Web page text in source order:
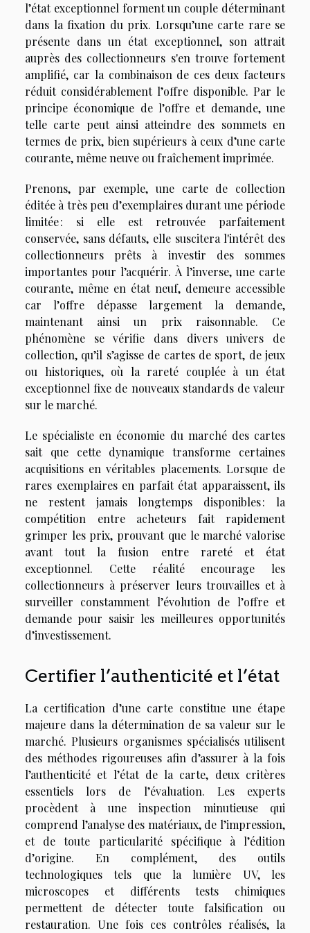
l’état exceptionnel forment un couple déterminant
dans la fixation du prix. Lorsqu’une carte rare se
présente dans un état exceptionnel, son attrait
auprès des collectionneurs s'en trouve fortement
amplifié, car la combinaison de ces deux facteurs
réduit considérablement l’offre disponible. Par le
principe économique de l’offre et demande, une
telle carte peut ainsi atteindre des sommets en
termes de prix, bien supérieurs à ceux d’une carte
courante, même neuve ou fraîchement imprimée.
Prenons, par exemple, une carte de collection
éditée à très peu d’exemplaires durant une période
limitée : si elle est retrouvée parfaitement
conservée, sans défauts, elle suscitera l'intérêt des
collectionneurs prêts à investir des sommes
importantes pour l’acquérir. À l’inverse, une carte
courante, même en état neuf, demeure accessible
car l’offre dépasse largement la demande,
maintenant ainsi un prix raisonnable. Ce
phénomène se vérifie dans divers univers de
collection, qu’il s’agisse de cartes de sport, de jeux
ou historiques, où la rareté couplée à un état
exceptionnel fixe de nouveaux standards de valeur
sur le marché.
Le spécialiste en économie du marché des cartes
sait que cette dynamique transforme certaines
acquisitions en véritables placements. Lorsque de
rares exemplaires en parfait état apparaissent, ils
ne restent jamais longtemps disponibles : la
compétition entre acheteurs fait rapidement
grimper les prix, prouvant que le marché valorise
avant tout la fusion entre rareté et état
exceptionnel. Cette réalité encourage les
collectionneurs à préserver leurs trouvailles et à
surveiller constamment l’évolution de l’offre et
demande pour saisir les meilleures opportunités
d’investissement.
Certifier l’authenticité et l’état
La certification d’une carte constitue une étape
majeure dans la détermination de sa valeur sur le
marché. Plusieurs organismes spécialisés utilisent
des méthodes rigoureuses afin d’assurer à la fois
l’authenticité et l’état de la carte, deux critères
essentiels lors de l’évaluation. Les experts
procèdent à une inspection minutieuse qui
comprend l’analyse des matériaux, de l’impression,
et de toute particularité spécifique à l’édition
d’origine. En complément, des outils
technologiques tels que la lumière UV, les
microscopes et différents tests chimiques
permettent de détecter toute falsification ou
restauration. Une fois ces contrôles réalisés, la